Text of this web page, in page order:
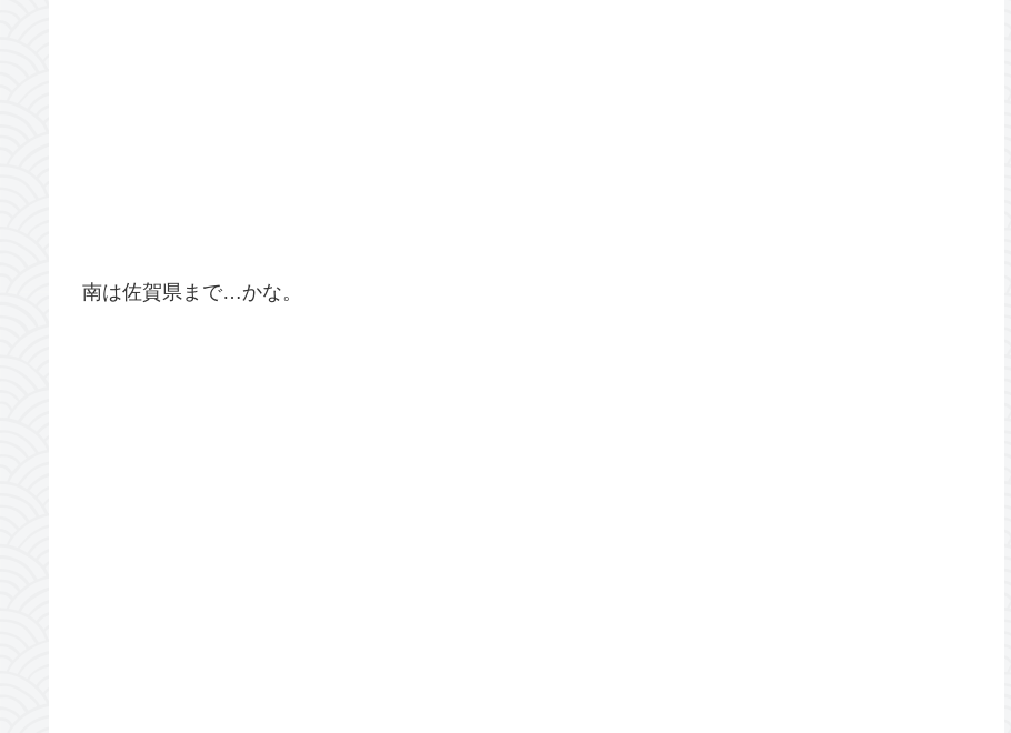
南は佐賀県まで…かな。